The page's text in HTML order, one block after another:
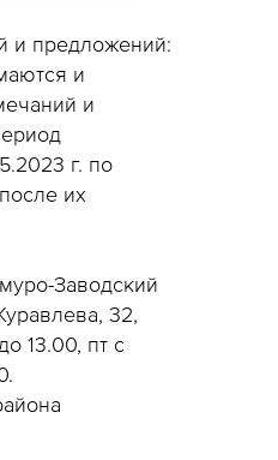
и предложений:
и
и
г. по
их
Заводский
32,
13.00, пт с